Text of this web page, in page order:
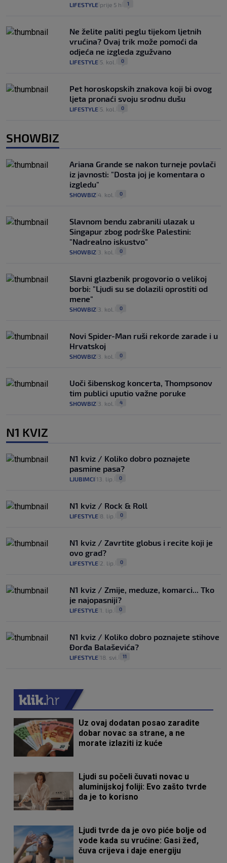
LIFESTYLE prije 5 h 1
Ne želite paliti peglu tijekom ljetnih
vrućina? Ovaj trik može pomoći da
odjeća ne izgleda zgužvano
LIFESTYLE 5. kol. 0
Pet horoskopskih znakova koji bi ovog
ljeta pronaći svoju srodnu dušu
LIFESTYLE 5. kol. 0
SHOWBIZ
Ariana Grande se nakon turneje povlači
iz javnosti: "Dosta joj je komentara o
izgledu"
SHOWBIZ 4. kol. 0
Slavnom bendu zabranili ulazak u
Singapur zbog podrške Palestini:
"Nadrealno iskustvo"
SHOWBIZ 3. kol. 0
Slavni glazbenik progovorio o velikoj
borbi: "Ljudi su se dolazili oprostiti od
mene"
SHOWBIZ 3. kol. 0
Novi Spider-Man ruši rekorde zarade i u
Hrvatskoj
SHOWBIZ 3. kol. 0
Uoči šibenskog koncerta, Thompsonov
tim publici uputio važne poruke
SHOWBIZ 3. kol. 4
N1 KVIZ
N1 kviz / Koliko dobro poznajete
pasmine pasa?
LJUBIMCI 13. lip. 0
N1 kviz / Rock & Roll
LIFESTYLE 8. lip. 0
N1 kviz / Zavrtite globus i recite koji je
ovo grad?
LIFESTYLE 2. lip. 0
N1 kviz / Zmije, meduze, komarci... Tko
je najopasniji?
LIFESTYLE 1. lip. 0
N1 kviz / Koliko dobro poznajete stihove
Đorđa Balaševića?
LIFESTYLE 18. svi. 11
Uz ovaj dodatan posao zaradite
dobar novac sa strane, a ne
morate izlaziti iz kuće
Ljudi su počeli čuvati novac u
aluminijskoj foliji: Evo zašto tvrde
da je to korisno
Ljudi tvrde da je ovo piće bolje od
vode kada su vrućine: Gasi žeđ,
čuva crijeva i daje energiju